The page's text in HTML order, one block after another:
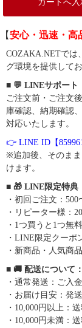
カートへ入
【安心・迅速・高
COZAKA.NETでは
グ環境を提供してお
■ 💬 LINEサポート
ご注文前・ご注文
庫確認、納期確認
対応いたします。
👉 LINE ID【
※追加後、そのま
けます。
■ 🎁 LINE限定特典
・初回ご注文：500
・リピーター様：
・1つ買うと1つ無
・LINE限定クーポ
・新商品・人気商
■ 🚚 配送について：
・通常発送：ご入
・お届け目安：発
・10,000円以上：
・10,000円未満：